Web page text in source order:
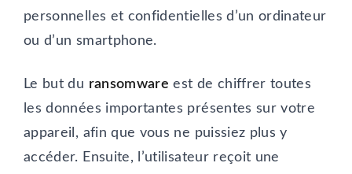
personnelles et confidentielles d’un ordinateur
ou d’un smartphone.
Le but du ransomware est de chiffrer toutes
les données importantes présentes sur votre
appareil, afin que vous ne puissiez plus y
accéder. Ensuite, l’utilisateur reçoit une